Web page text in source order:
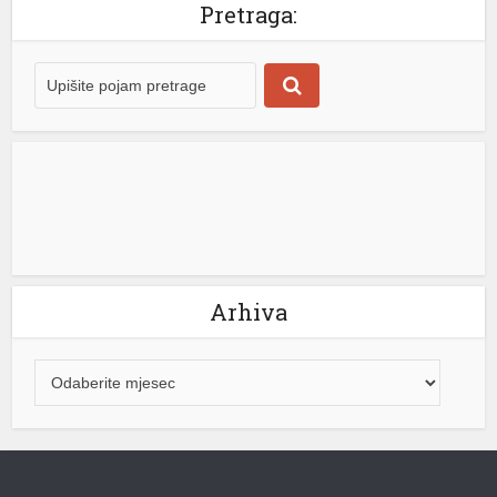
poručio da mu je drago što se Ujedinjena Srpska i Stara
vrijednostima. „Drago mi je da se mi iz […]
Pretraga:
Arhiva